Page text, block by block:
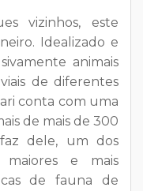
vizinhos, este
Idealizado e
animais
de diferentes
conta com uma
de mais de 300
dele, um dos
e mais
de fauna de